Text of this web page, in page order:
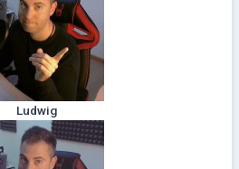
Ludwig